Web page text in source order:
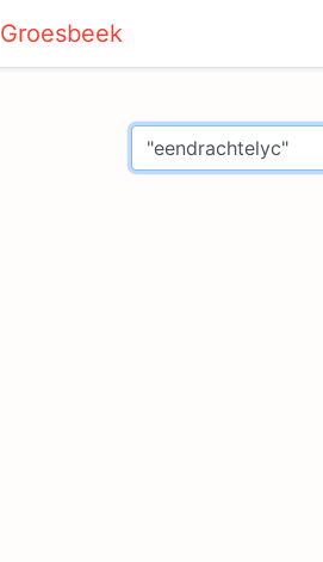
Groesbeek